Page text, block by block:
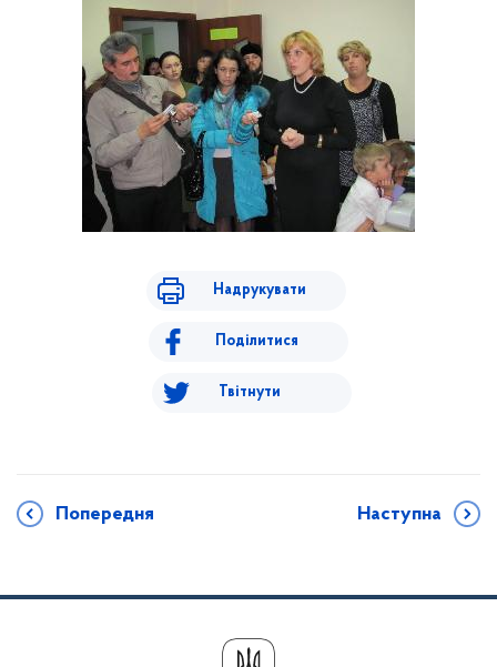
Надрукувати
Поділитися
Твітнути
Попередня Наступна